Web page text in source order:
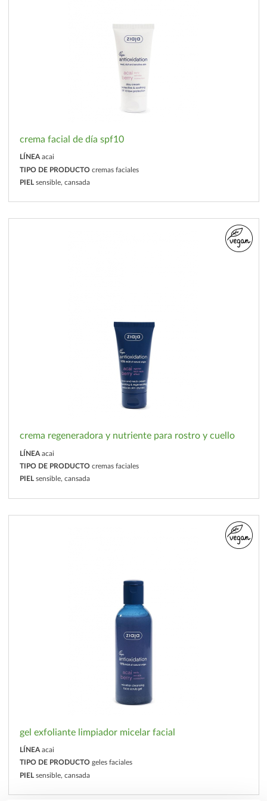
crema facial de día spf10
LÍNEA acai
TIPO DE PRODUCTO cremas faciales
PIEL sensible, cansada
crema regeneradora y nutriente para rostro y cuello
LÍNEA acai
TIPO DE PRODUCTO cremas faciales
PIEL sensible, cansada
gel exfoliante limpiador micelar facial
LÍNEA acai
TIPO DE PRODUCTO geles faciales
PIEL sensible, cansada